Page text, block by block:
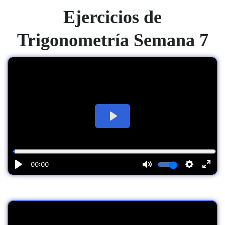
Ejercicios de
Trigonometría Semana 7